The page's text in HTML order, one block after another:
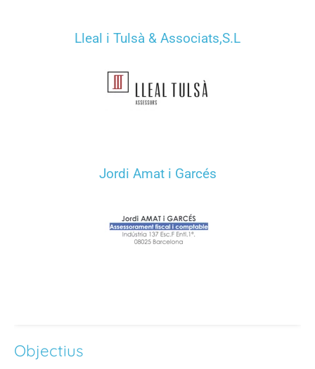
Lleal i Tulsà & Associats,S.L
Jordi Amat i Garcés
Objectius